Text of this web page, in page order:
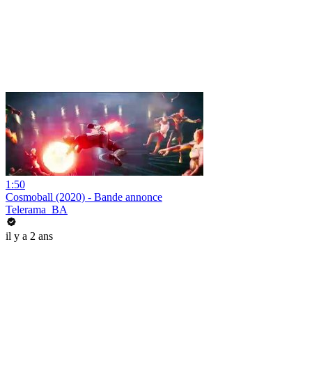
1:50
Cosmoball (2020) - Bande annonce
Telerama_BA
il y a 2 ans